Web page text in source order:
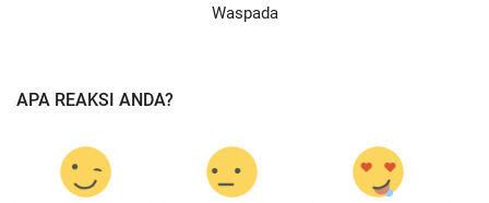
Waspada
APA REAKSI ANDA?